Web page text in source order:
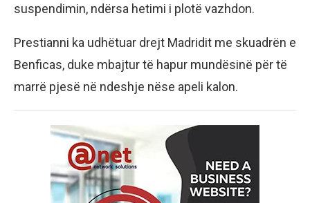
suspendimin, ndërsa hetimi i plotë vazhdon.
Prestianni ka udhëtuar drejt Madridit me skuadrën e
Benficas, duke mbajtur të hapur mundësinë për të
marrë pjesë në ndeshje nëse apeli kalon.